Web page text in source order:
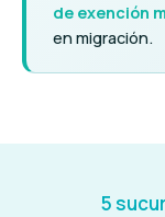
de exención
en migración.
5